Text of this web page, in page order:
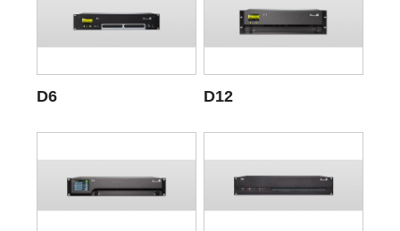
D6 D12